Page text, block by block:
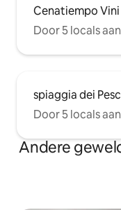
Cenatiempo Vini
Door 5 locals
spiaggia dei
Door 5 locals
Andere